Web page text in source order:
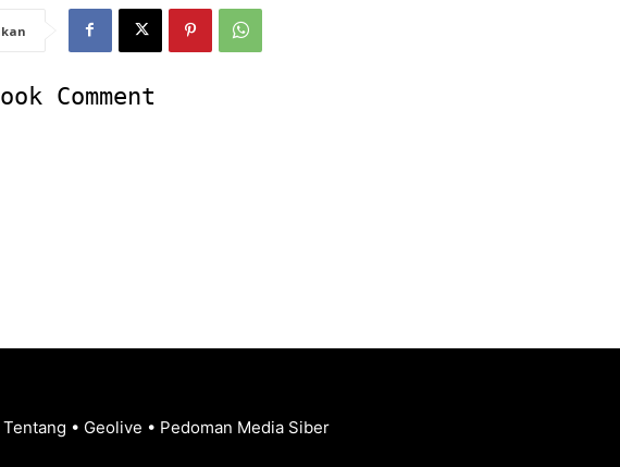
Comment
Tentang • Geolive • Pedoman Media Siber